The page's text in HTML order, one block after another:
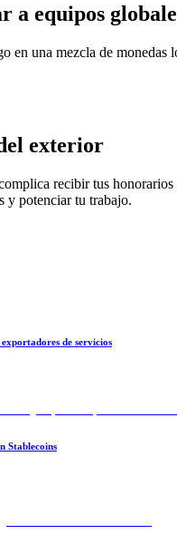
a equipos
en una mezcla de monedas
exterior
recibir tus honorarios
y potenciar tu trabajo.
de servicios
Stablecoins